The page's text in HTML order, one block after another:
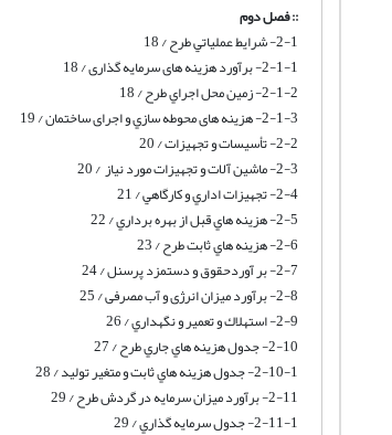
:: فصل دوم
2-1- شرايط عملياتي طرح / 18
2-1-1- برآورد هزینه های سرمایه گذاری / 18
2-1-2- زمين محل اجراي طرح / 18
2-1-3- هزینه های محوطه سازي و اجرای ساختمان / 19
2-2- تأسيسات و تجهيزات / 20
2-3- ماشین آلات و تجهیزات مورد نیاز / 20
2-4- تجهيزات اداري و كارگاهي / 21
2-5- هزينه هاي قبل از بهره برداري / 22
2-6- هزينه هاي ثابت طرح / 23
2-7- بر آوردحقوق و دستمزد پرسنل / 24
2-8- برآورد میزان انرژی و آب مصرفی / 25
2-9- استهلاك و تعمير و نگهداري / 26
2-10- جدول هزينه هاي جاري طرح / 27
2-10-1- جدول هزينه هاي ثابت و متغير توليد / 28
2-11- برآورد میزان سرمایه در گردش طرح / 29
2-11-1- جدول سرمايه گذاري / 29